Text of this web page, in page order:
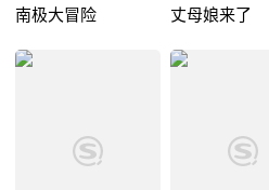
南极大冒险 丈母娘来了